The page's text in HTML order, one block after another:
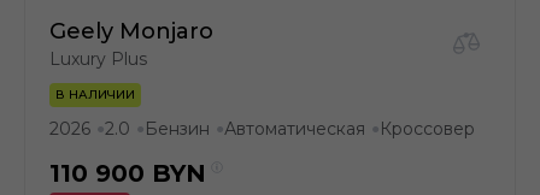
Geely Monjaro
Luxury Plus
В НАЛИЧИИ
2026 ●2.0 ● Бензин ●Автоматическая ● Кроссовер
110 900 BYN